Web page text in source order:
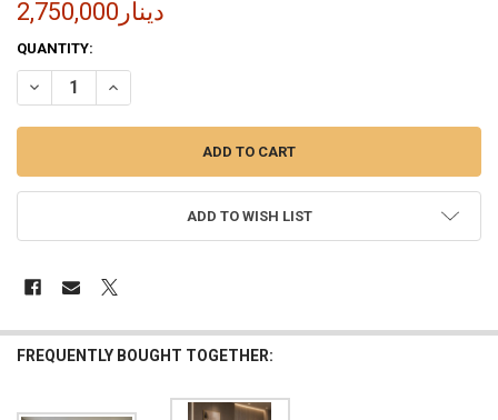
2,750,000دينار
CURRENT
STOCK:
QUANTITY:
ADD TO WISH LIST
FREQUENTLY BOUGHT TOGETHER: